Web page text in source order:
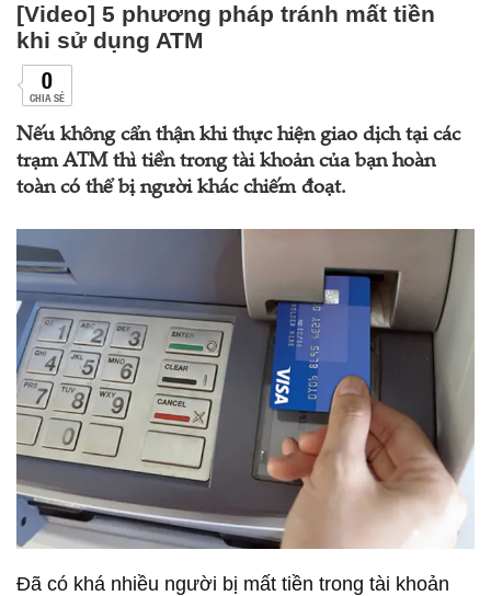
[Video] 5 phương pháp tránh mất tiền
khi sử dụng ATM
0
CHIA SẺ
Nếu không cẩn thận khi thực hiện giao dịch tại các
trạm ATM thì tiền trong tài khoản của bạn hoàn
toàn có thể bị người khác chiếm đoạt.
Đã có khá nhiều người bị mất tiền trong tài khoản